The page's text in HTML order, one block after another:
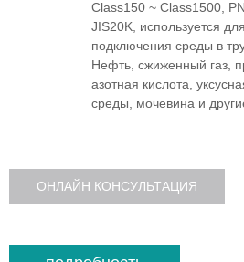
Class150 ~ Class1500,
JIS20K, используется
подключения среды в
Нефть, сжиженный газ,
азотная кислота,
среды, мочевина и
ОНЛАЙН КОНСУЛЬТАЦИЯ